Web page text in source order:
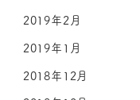
2019年2月
2019年1月
2018年12月